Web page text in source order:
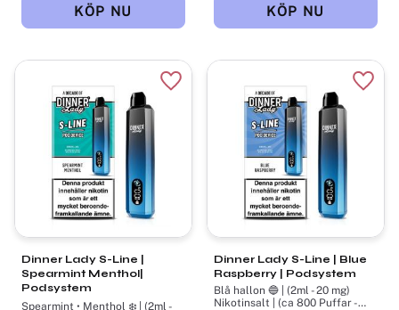
Dinner Lady S-Line |
Spearmint Menthol|
Podsystem
Spearmint • Menthol ❄️ | (2ml -
Lägg till i favoriter
Dinner Lady S-Line | Blue
Raspberry | Podsystem
Blå hallon 🔵 | (2ml - 20 mg)
Nikotinsalt | (ca 800 Puffar -